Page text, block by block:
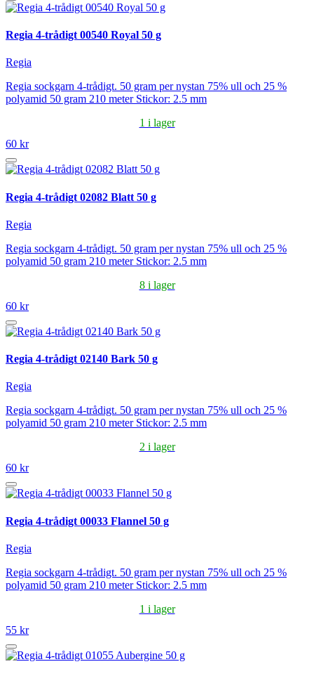
Regia 4-trådigt 00540 Royal 50 g
Regia
Regia sockgarn 4-trådigt. 50 gram per nystan 75% ull och 25 %
polyamid 50 gram 210 meter Stickor: 2.5 mm
1 i lager
60 kr
Regia 4-trådigt 02082 Blatt 50 g
Regia
Regia sockgarn 4-trådigt. 50 gram per nystan 75% ull och 25 %
polyamid 50 gram 210 meter Stickor: 2.5 mm
8 i lager
60 kr
Regia 4-trådigt 02140 Bark 50 g
Regia
Regia sockgarn 4-trådigt. 50 gram per nystan 75% ull och 25 %
polyamid 50 gram 210 meter Stickor: 2.5 mm
2 i lager
60 kr
Regia 4-trådigt 00033 Flannel 50 g
Regia
Regia sockgarn 4-trådigt. 50 gram per nystan 75% ull och 25 %
polyamid 50 gram 210 meter Stickor: 2.5 mm
1 i lager
55 kr